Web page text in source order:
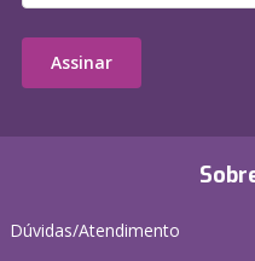
Dúvidas/Atendimento
Assinar